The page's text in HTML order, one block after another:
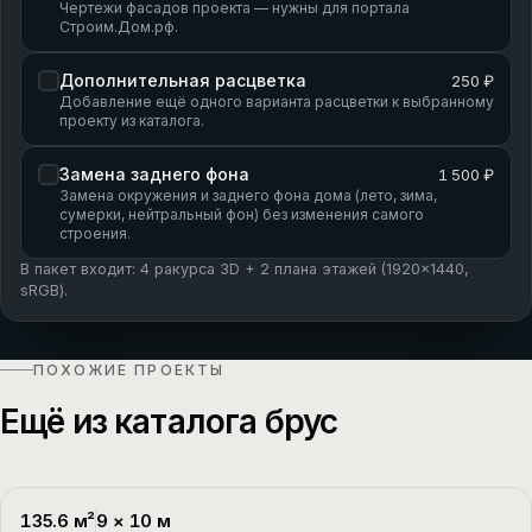
Чертежи фасадов проекта — нужны для портала
Строим.Дом.рф.
Дополнительная расцветка 250 ₽
Добавление ещё одного варианта расцветки к выбранному
проекту из каталога.
Замена заднего фона 1 500 ₽
Замена окружения и заднего фона дома (лето, зима,
сумерки, нейтральный фон) без изменения самого
строения.
В пакет входит: 4 ракурса 3D + 2 плана этажей (1920×1440,
sRGB).
ПОХОЖИЕ ПРОЕКТЫ
Ещё из каталога брус
П-1
135.6 м²9 × 10 м